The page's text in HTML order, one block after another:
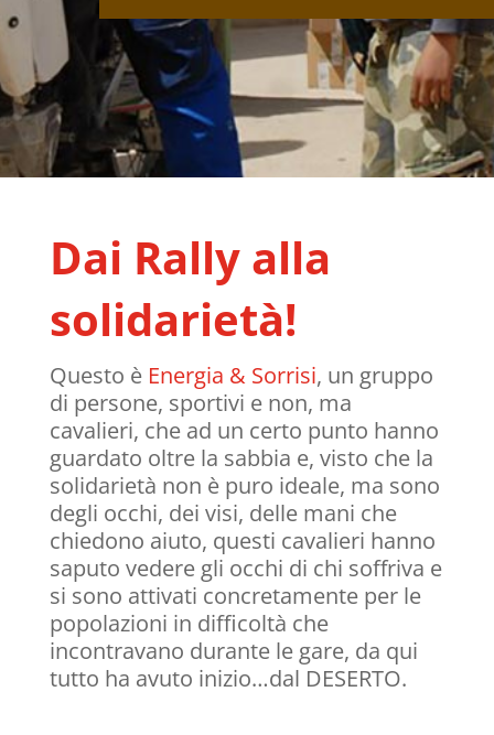
Dai Rally alla
solidarietà!
Questo è Energia & Sorrisi, un gruppo
di persone, sportivi e non, ma
cavalieri, che ad un certo punto hanno
guardato oltre la sabbia e, visto che la
solidarietà non è puro ideale, ma sono
degli occhi, dei visi, delle mani che
chiedono aiuto, questi cavalieri hanno
saputo vedere gli occhi di chi soffriva e
si sono attivati concretamente per le
popolazioni in difficoltà che
incontravano durante le gare, da qui
tutto ha avuto inizio…dal DESERTO.